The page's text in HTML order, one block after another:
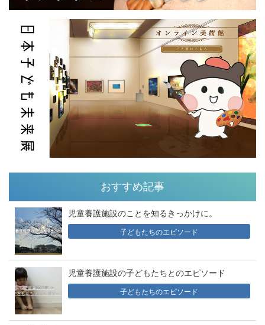
おすすめ記事
児童養護施設のことを知るきっかけに。
子どもたちのエピソード
児童養護施設の子どもたちとのエピソード
子どもたちのエピソード